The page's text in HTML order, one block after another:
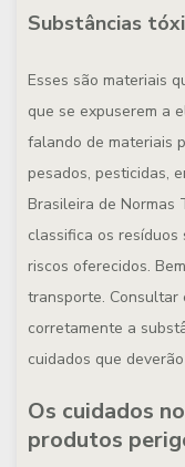
Substâncias
Esses são materiais
que se expuserem a
falando de materiais
pesados, pesticidas,
Brasileira de Normas
classifica os
riscos oferecidos.
transporte. Consultar
corretamente a
cuidados que
Os cuidados
produtos